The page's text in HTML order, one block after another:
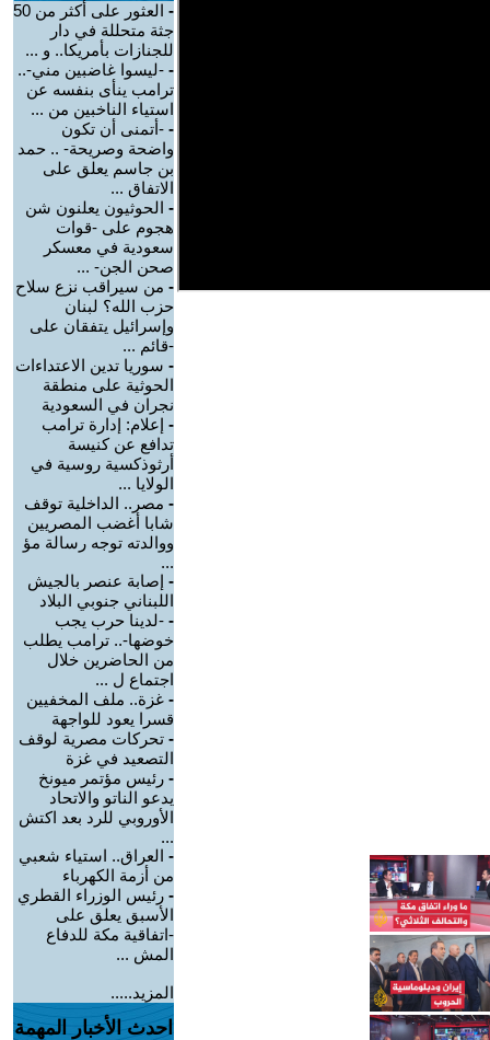
-
العثور على أكثر من 50
جثة متحللة في دار
للجنازات بأمريكا.. و ...
- -ليسوا غاضبين مني-..
ترامب ينأى بنفسه عن
استياء الناخبين من ...
- -أتمنى أن تكون
واضحة وصريحة- .. حمد
بن جاسم يعلق على
الاتفاق ...
- الحوثيون يعلنون شن
هجوم على -قوات
سعودية في معسكر
صحن الجن- ...
- من سيراقب نزع سلاح
حزب الله؟ لبنان
وإسرائيل يتفقان على
-قائم ...
- سوريا تدين الاعتداءات
الحوثية على منطقة
نجران في السعودية
- إعلام: إدارة ترامب
تدافع عن كنيسة
أرثوذكسية روسية في
الولايا ...
- مصر.. الداخلية توقف
شابا أغضب المصريين
ووالدته توجه رسالة مؤ
...
- إصابة عنصر بالجيش
اللبناني جنوبي البلاد
- -لدينا حرب يجب
خوضها-.. ترامب يطلب
من الحاضرين خلال
اجتماع ل ...
- غزة.. ملف المخفيين
قسرا يعود للواجهة
- تحركات مصرية لوقف
التصعيد في غزة
- رئيس مؤتمر ميونخ
يدعو الناتو والاتحاد
الأوروبي للرد بعد اكتش
...
- العراق.. استياء شعبي
من أزمة الكهرباء
- رئيس الوزراء القطري
الأسبق يعلق على
-اتفاقية مكة للدفاع
المش ...
المزيد.....
احدث الأخبار المهمة